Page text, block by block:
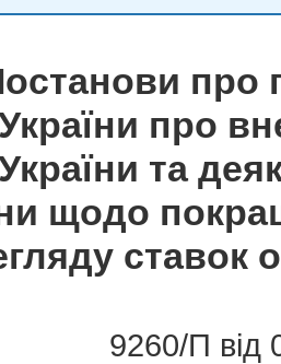
про
про
та
щодо
ставок
9260/П від